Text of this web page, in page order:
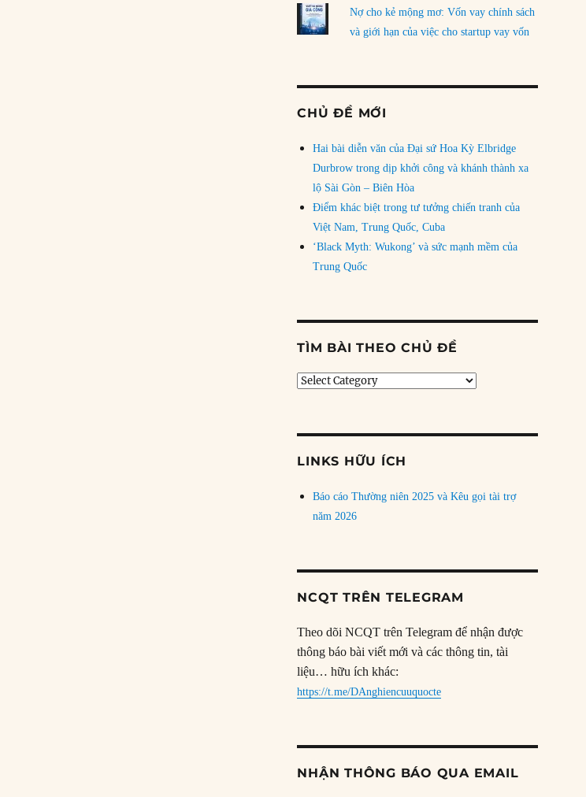
Nợ cho kẻ mộng mơ: Vốn vay chính sách
và giới hạn của việc cho startup vay vốn
CHỦ ĐỀ MỚI
Hai bài diễn văn của Đại sứ Hoa Kỳ Elbridge
Durbrow trong dịp khởi công và khánh thành xa
lộ Sài Gòn – Biên Hòa
Điểm khác biệt trong tư tưởng chiến tranh của
Việt Nam, Trung Quốc, Cuba
‘Black Myth: Wukong’ và sức mạnh mềm của
Trung Quốc
TÌM BÀI THEO CHỦ ĐỀ
Tìm
LINKS HỮU ÍCH
Báo cáo Thường niên 2025 và Kêu gọi tài trợ
năm 2026
NCQT TRÊN TELEGRAM
Theo dõi NCQT trên Telegram để nhận được
thông báo bài viết mới và các thông tin, tài
liệu… hữu ích khác:
https://t.me/DAnghiencuuquocte
NHẬN THÔNG BÁO QUA EMAIL